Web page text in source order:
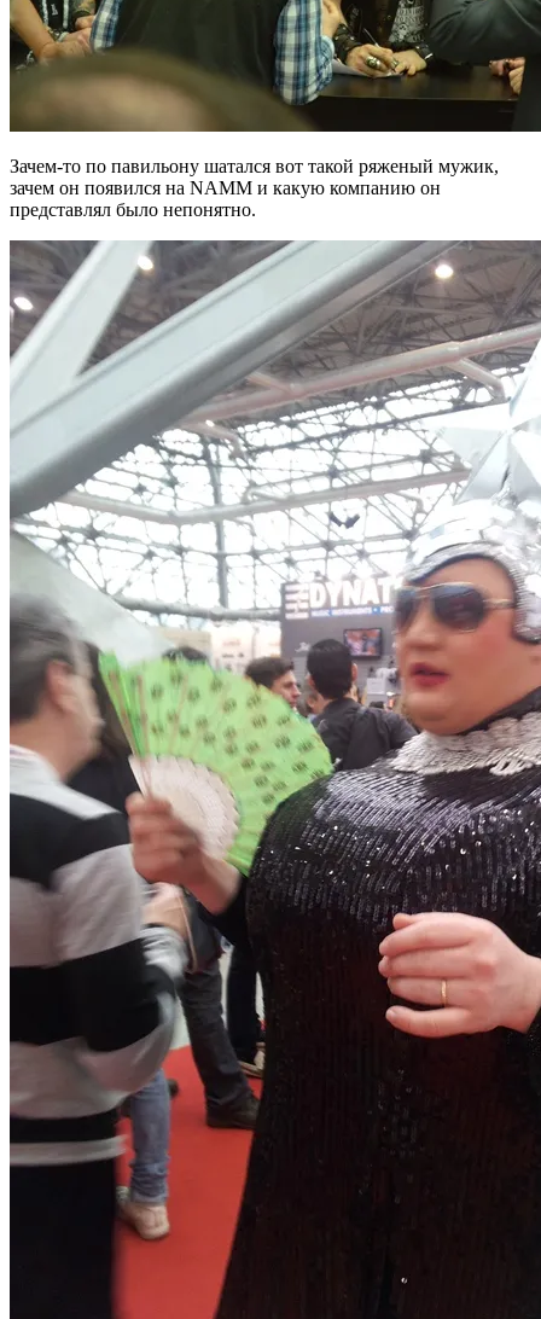
Зачем-то по павильону шатался вот такой ряженый мужик,
зачем он появился на NAMM и какую компанию он
представлял было непонятно.